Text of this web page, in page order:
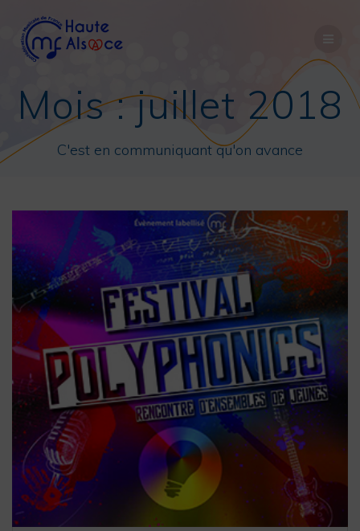
Mois :juillet 2018
C'est en communiquant qu'on avance